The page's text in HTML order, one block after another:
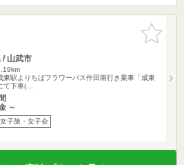
お気に入
りに追加
/ 山武市
東駅よりちばフラワーバス作田南行き乗車「成東
て下車(…
～
女子旅・女子会